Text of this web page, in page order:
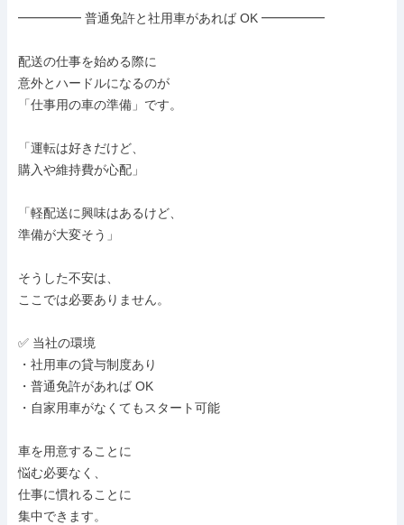
━━━━━ 普通免許と社用車があれば OK ━━━━━
配送の仕事を始める際に
意外とハードルになるのが
「仕事用の車の準備」です。
「運転は好きだけど、
購入や維持費が心配」
「軽配送に興味はあるけど、
準備が大変そう」
そうした不安は、
ここでは必要ありません。
✅ 当社の環境
・社用車の貸与制度あり
・普通免許があれば OK
・自家用車がなくてもスタート可能
車を用意することに
悩む必要なく、
仕事に慣れることに
集中できます。